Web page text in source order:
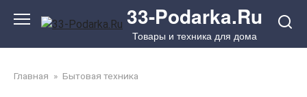
33-Podarka.Ru
Товары и техника для дома
Главная » Бытовая техника